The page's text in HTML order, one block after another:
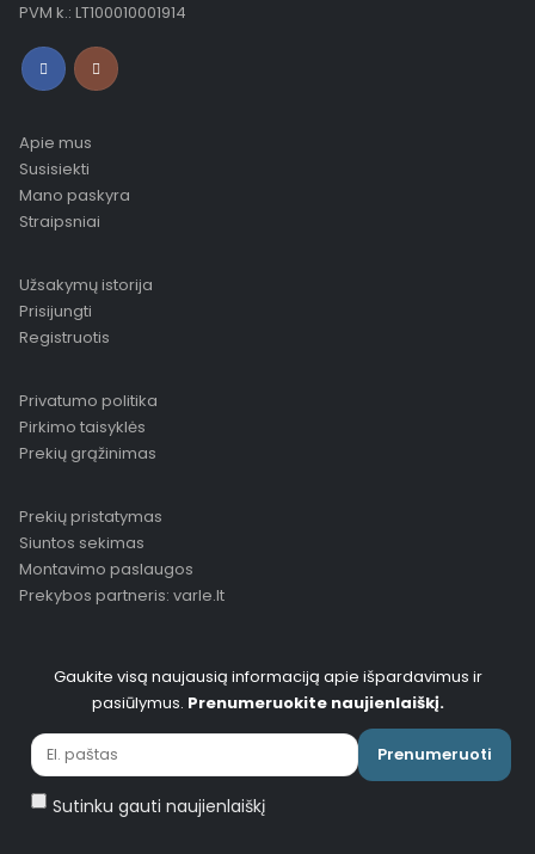
PVM k.: LT100010001914
Apie mus
Susisiekti
Mano paskyra
Straipsniai
Užsakymų istorija
Prisijungti
Registruotis
Privatumo politika
Pirkimo taisyklės
Prekių grąžinimas
Prekių pristatymas
Siuntos sekimas
Montavimo paslaugos
Prekybos partneris: varle.lt
Gaukite visą naujausią informaciją apie išpardavimus ir
pasiūlymus. Prenumeruokite naujienlaiškį.
Prenumeruoti
Sutinku gauti naujienlaiškį